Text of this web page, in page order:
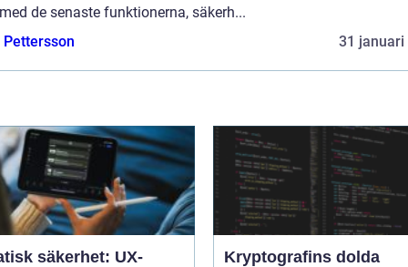
de senaste funktionerna, säkerh...
31 januari
säkerhet: UX-
Kryptografins dolda